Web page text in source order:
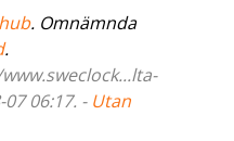
. Omnämnda
.
06:17. - Utan